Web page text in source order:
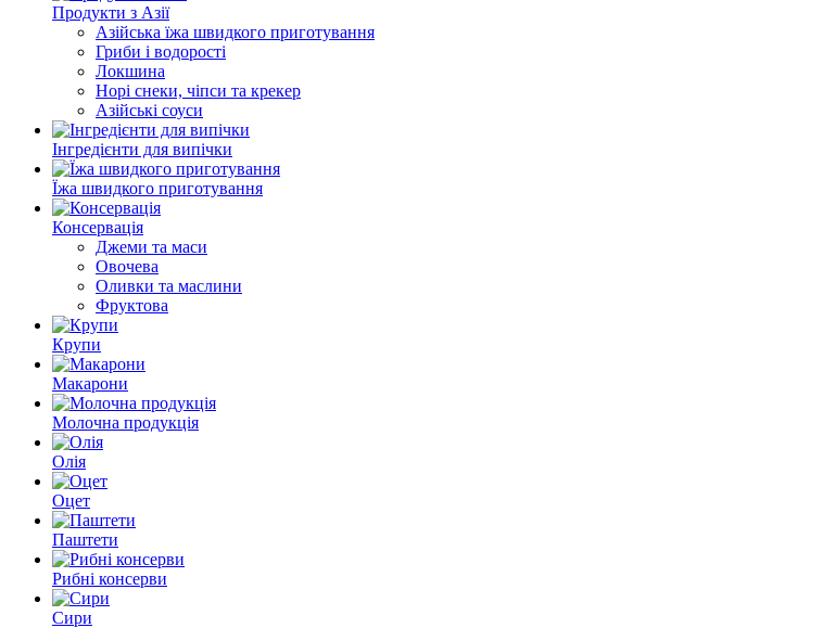
Продукти з Азії
Азійська їжа швидкого приготування
Гриби і водорості
Локшина
Норі снеки, чіпси та крекер
Азійські соуси
Інгредієнти для випічки
Їжа швидкого приготування
Консервація
Джеми та маси
Овочева
Оливки та маслини
Фруктова
Крупи
Макарони
Молочна продукція
Олія
Оцет
Паштети
Рибні консерви
Сири